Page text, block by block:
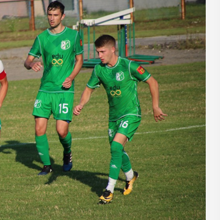
seniorzy
lato,
kosmetyki
16 MAJ
09:00 -
18:00
Dzień otwarty
Biblioteki
Pedagogicznej
PROGRAM DNIA OTWARTEGO BIBLIOTEKI
PEDAGOGICZNEJ W MYŚLENICACH
9.00 – 11.00 zajęcia dla dzieci:
Spotkanie z robotami - Ozobot i Photon
zapraszają dzieci do wspólnej zabawy.
Magiczne ...